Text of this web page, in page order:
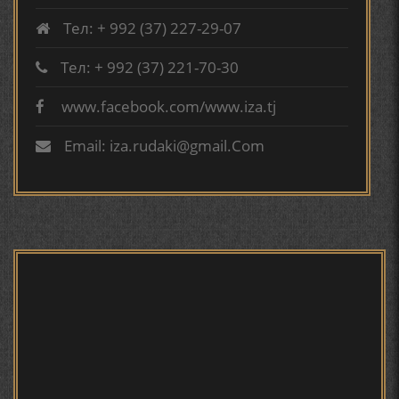
КИРОМИ БУХОРӢ ШОИРИ ИНСОНДӮСТ УСМОНОВА
ГУЛБАҲОР.
ТАҶАССУМИ ҲАСБИ ҲОЛ ДАР ҒАЗАЛИЁТИ КИРОМИ
БЕРУНӢ ВА НАВРӮЗИ АҶАМ
Тел: + 992 (37) 227-29-07
Тел: + 992 (37) 221-70-30
www.facebook.com/www.iza.tj
Email: iza.rudaki@gmail.Com